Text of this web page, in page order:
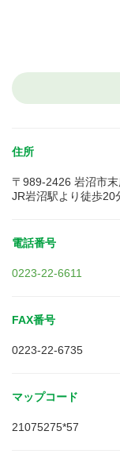
住所
〒989-2426 岩沼市
JR岩沼駅より徒歩20
電話番号
0223-22-6611
FAX番号
0223-22-6735
マップコード
21075275*57